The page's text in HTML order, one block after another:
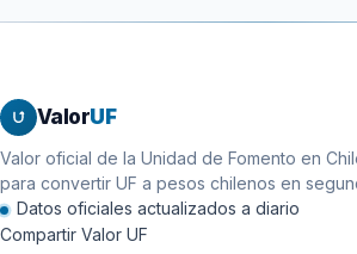
ValorUF
Valor oficial de la Unidad de Fomento en
para convertir UF a pesos chilenos en
Datos oficiales actualizados a diario
Compartir Valor UF